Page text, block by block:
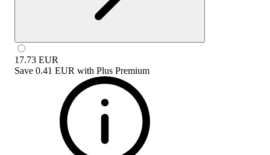
17.73 EUR
Save 0.41 EUR with Plus Premium